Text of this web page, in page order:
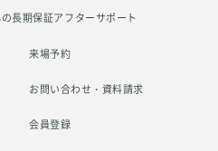
長期保証アフターサポート
来場予約
お問い合わせ・資料請求
会員登録